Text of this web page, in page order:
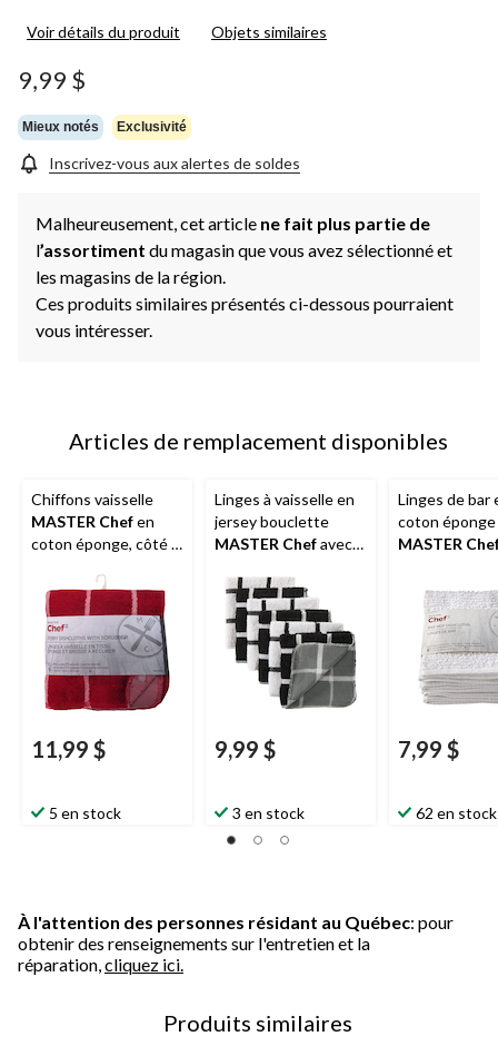
Voir détails du produit Objets similaires
9,99 $
Mieux notés Exclusivité
Inscrivez-vous aux alertes de soldes
Malheureusement, cet article ne fait plus partie de
l’assortiment du magasin que vous avez sélectionné et
les magasins de la région.
Ces produits similaires présentés ci-dessous pourraient
vous intéresser.
Articles de remplacement disponibles
Chiffons vaisselle
MASTER Chefen
coton éponge, côté à
carreaux, 12 x 12 po,
rouge, paq. 6
11,99 $
5 en stock
Linges à vaisselle en
jersey bouclette
MASTER Chefavec
carreaux, noir, paq. 6
9,99 $
3 en stock
Linges de bar
coton éponge
MASTER
po, blanc,
7,99 $
62 en stock
À l'attention des personnes résidant au Québec: pour
obtenir des renseignements sur l'entretien et la
réparation, cliquez ici.
Produits similaires